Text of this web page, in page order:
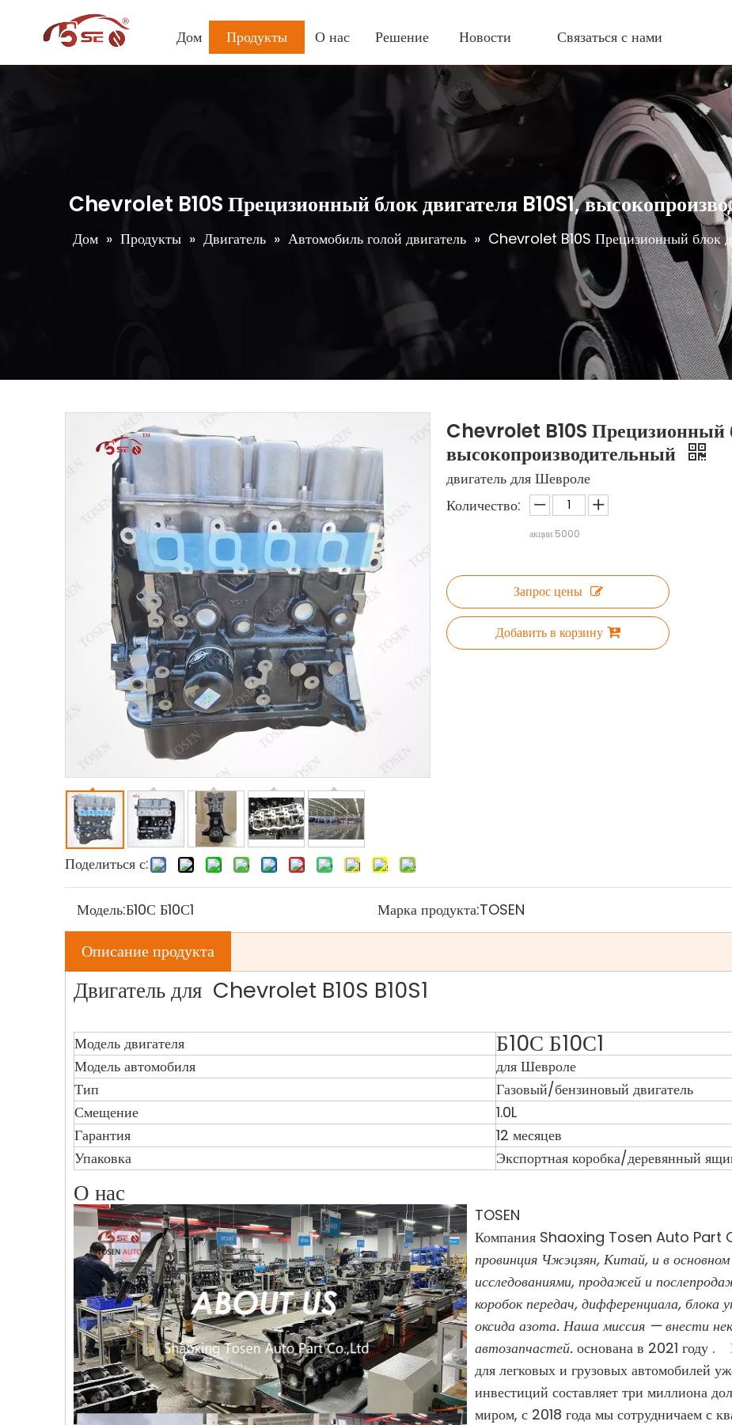
Дом Продукты О нас Решение Новости Связаться с нами
Chevrolet B10S Прецизионный блок двигателя B10S1,
Дом » Продукты » Двигатель » Автомобиль голой двигатель » Chevrolet B10S Прецизионный блок
Поделиться с:
Chevrolet B10S Прецизионный
высокопроизводительный
двигатель для Шевроле
Количество:
акции 5000
Запрос цены
Добавить в корзину
Модель:Б10С Б10С1 Марка продукта:TOSEN
Описание продукта
Двигатель для Chevrolet B10S B10S1
Модель двигателя Б10С Б10С1
Модель автомобиля
для Шевроле
Тип
Газовый/бензиновый двигатель
Смещение
1.0L
Гарантия
12 месяцев
Упаковка
Экспортная коробка/деревянный
О нас
TOSEN
Компания Shaoxing Tosen Auto Part
провинция Чжэцзян, Китай, и в
исследованиями, продажей и
коробок передач, дифференциала, блока
оксида азота. Наша миссия — внести
автозапчастей. основана в 2021 году .
для легковых и грузовых автомобилей
инвестиций составляет три миллиона
миром, с 2018 года мы сотрудничаем с